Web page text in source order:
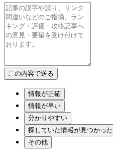
情報が正確
情報が早い
分かりやすい
探していた情報が見つかった
その他